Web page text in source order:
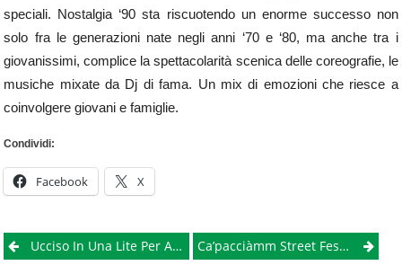
speciali. Nostalgia ‘90 sta riscuotendo un enorme successo non
solo fra le generazioni nate negli anni ‘70 e ‘80, ma anche tra i
giovanissimi, complice la spettacolarità scenica delle coreografie, le
musiche mixate da Dj di fama. Un mix di emozioni che riesce a
coinvolgere giovani e famiglie.
Condividi:
Facebook X
PostUcciso In Una Lite Per Aiuto Negato In Cambio Pneumatico Ca’pacciàmm Street Fest VII Edizione, Nel Centro Storico Di Capaccio Paestum Il Festival Degli Artisti Di Strada